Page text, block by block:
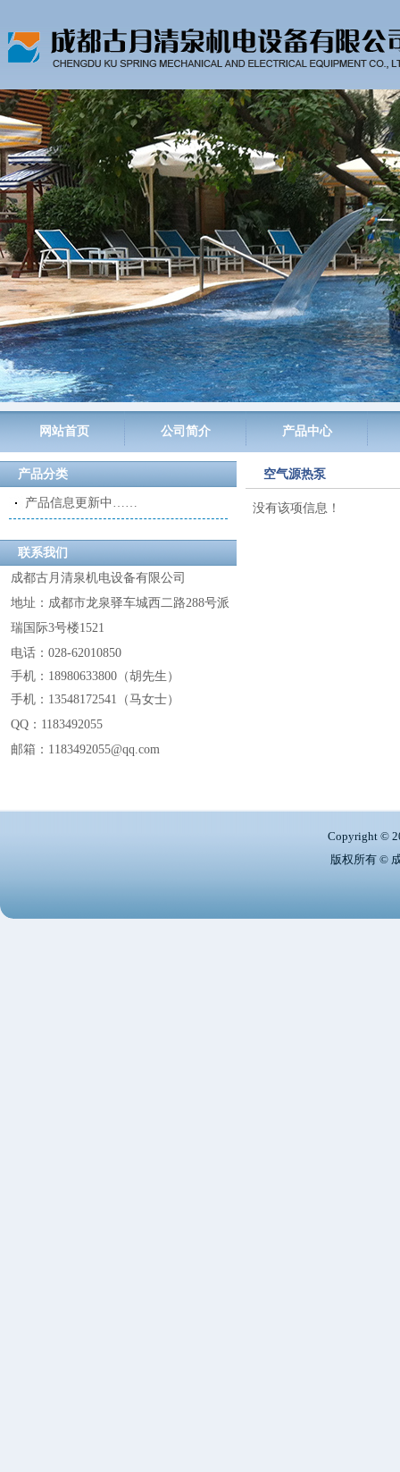
网站首页 公司简介 产品中心
产品分类
产品信息更新中……
联系我们
成都古月清泉机电设备有限公司
地址：成都市龙泉驿车城西二路288号派
瑞国际3号楼1521
电话：028-62010850
手机：18980633800 （胡先生 ）
手机：13548172541 （马女士）
QQ： 1183492055
邮箱：1183492055@qq.com
空气源热泵
没有该项信息！
Copyright ©
版权所有 ©